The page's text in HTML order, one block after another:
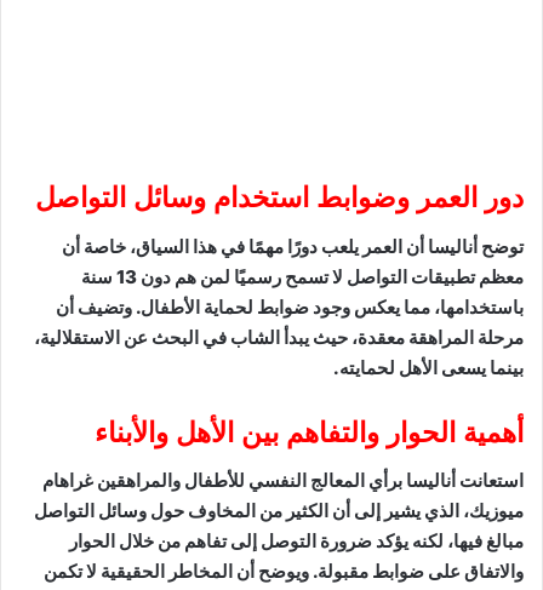
دور العمر وضوابط استخدام وسائل التواصل
توضح أناليسا أن العمر يلعب دورًا مهمًا في هذا السياق، خاصة أن
معظم تطبيقات التواصل لا تسمح رسميًا لمن هم دون 13 سنة
باستخدامها، مما يعكس وجود ضوابط لحماية الأطفال. وتضيف أن
مرحلة المراهقة معقدة، حيث يبدأ الشاب في البحث عن الاستقلالية،
بينما يسعى الأهل لحمايته.
أهمية الحوار والتفاهم بين الأهل والأبناء
استعانت أناليسا برأي المعالج النفسي للأطفال والمراهقين غراهام
ميوزيك، الذي يشير إلى أن الكثير من المخاوف حول وسائل التواصل
مبالغ فيها، لكنه يؤكد ضرورة التوصل إلى تفاهم من خلال الحوار
والاتفاق على ضوابط مقبولة. ويوضح أن المخاطر الحقيقية لا تكمن